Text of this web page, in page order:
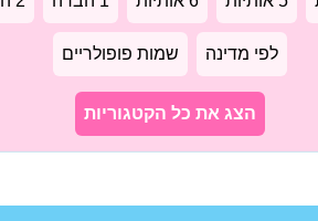
לפי מדינה שמות פופולריים
הצג את כל הקטגוריות